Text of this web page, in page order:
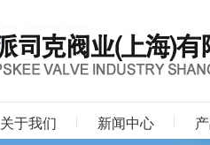
关于我们 新闻中心